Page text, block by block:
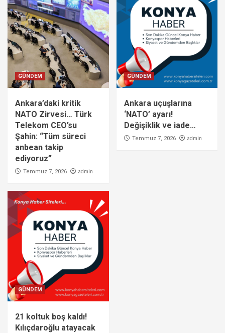
GÜNDEM
Ankara’daki kritik
NATO Zirvesi… Türk
Telekom CEO’su
Şahin: “Tüm süreci
anbean takip
ediyoruz”
Temmuz 7, 2026 admin
GÜNDEM
Ankara uçuşlarına
‘NATO’ ayarı!
Değişiklik ve iade…
Temmuz 7, 2026 admin
GÜNDEM
21 koltuk boş kaldı!
Kılıçdaroğlu atayacak